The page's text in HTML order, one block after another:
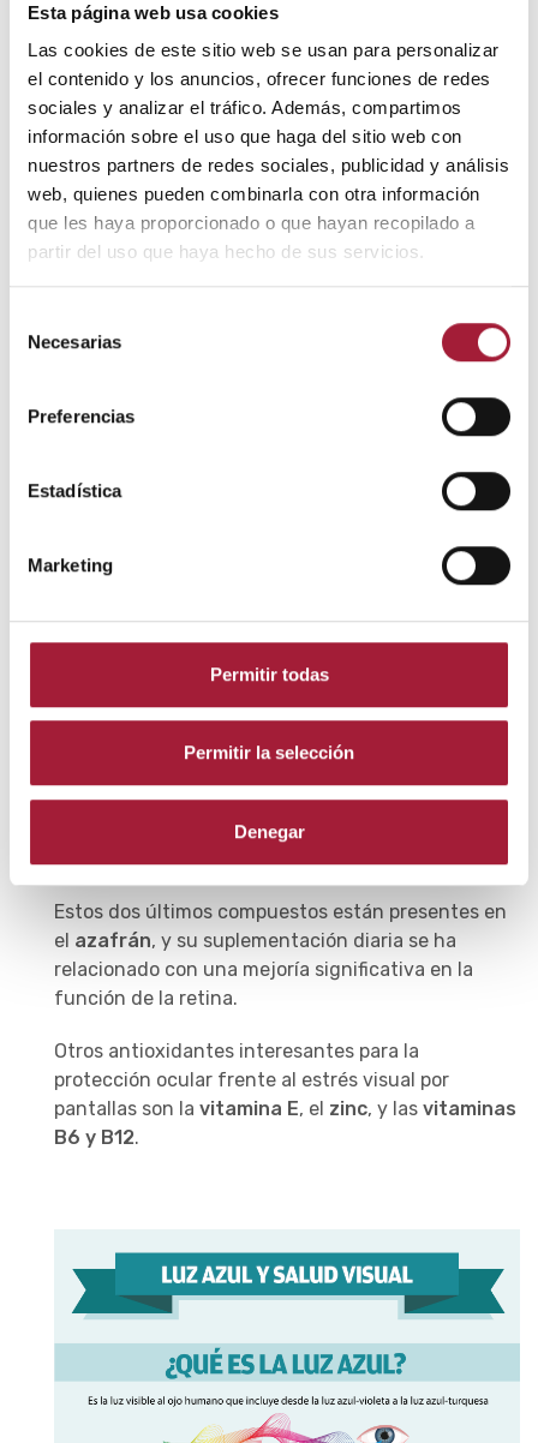
Esta página web usa cookies
Las cookies de este sitio web se usan para personalizar
el contenido y los anuncios, ofrecer funciones de redes
sociales y analizar el tráfico. Además, compartimos
información sobre el uso que haga del sitio web con
nuestros partners de redes sociales, publicidad y análisis
web, quienes pueden combinarla con otra información
que les haya proporcionado o que hayan recopilado a
partir del uso que haya hecho de sus servicios.
Necesarias
Preferencias
Estadística
Marketing
Permitir todas
Permitir la selección
Denegar
gafas para trabajar con el ordenador o si se debe
fijar la vista en una pantalla por un tiempo
prolongado.
A pesar de su popularidad, lasgafas con filtro de
luz azulno han demostrado tener ningún beneficio
a la hora de proteger a los ojos de este tipo de
radiación.
rápido de los problemas de sequedad y fatiga
Seguir una dieta antioxidante
. Una alimentación
rica en antioxidantes contribuye a proteger las
provocar la luz azul y a mantener una función
Para ello se debería seguir una dieta variada que
diferentes colores.
circunstancias de sobreesfuerzo visual o fatiga
ocular por pantallas, puede ser beneficioso la
carotenoidescomo la luteína, la
Estos dos últimos compuestos están presentes en
el azafrán, y su suplementación diaria se ha
relacionado con una mejoría significativa en la
función de la retina.
Otros antioxidantes interesantes para la
protección ocular frente al estrés visual por
pantallas son la vitamina E, el zinc, y las vitaminas
B6 y B12.